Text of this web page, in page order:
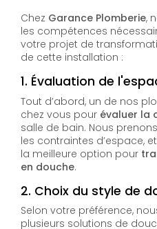
Chez Garance Plomberie,
les compétences
votre projet de
de cette installation :
1. Évaluation de
Tout d’abord, un de nos
chez vous pour évaluer la
salle de bain. Nous
les contraintes d’espace,
la meilleure option pour
en douche.
2. Choix du style de
Selon votre préférence,
plusieurs solutions de